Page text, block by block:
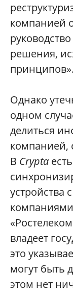
компанией
решения,
принципов».
Однако
одном
делиться
компанией,
В Crypta
устройства
владеет
это
могут быть
этом нет